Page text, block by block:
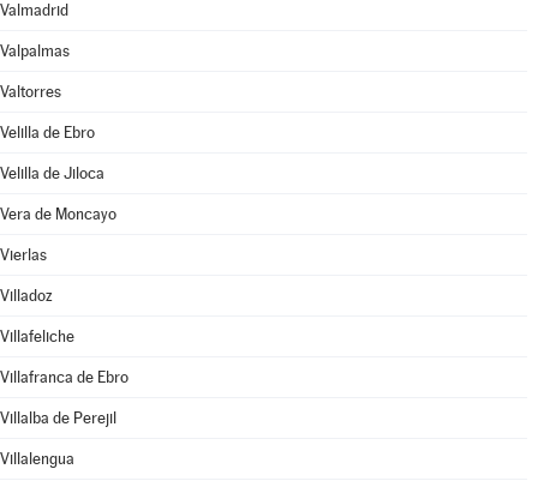
Valmadrid
Valpalmas
Valtorres
Velilla de Ebro
Velilla de Jiloca
Vera de Moncayo
Vierlas
Villadoz
Villafeliche
Villafranca de Ebro
Villalba de Perejil
Villalengua